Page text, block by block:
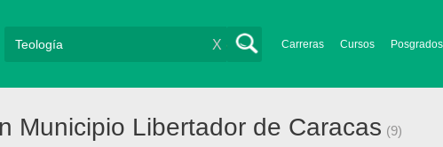
Carreras Cursos Posgrados
X
Municipio Libertador de Caracas (9)